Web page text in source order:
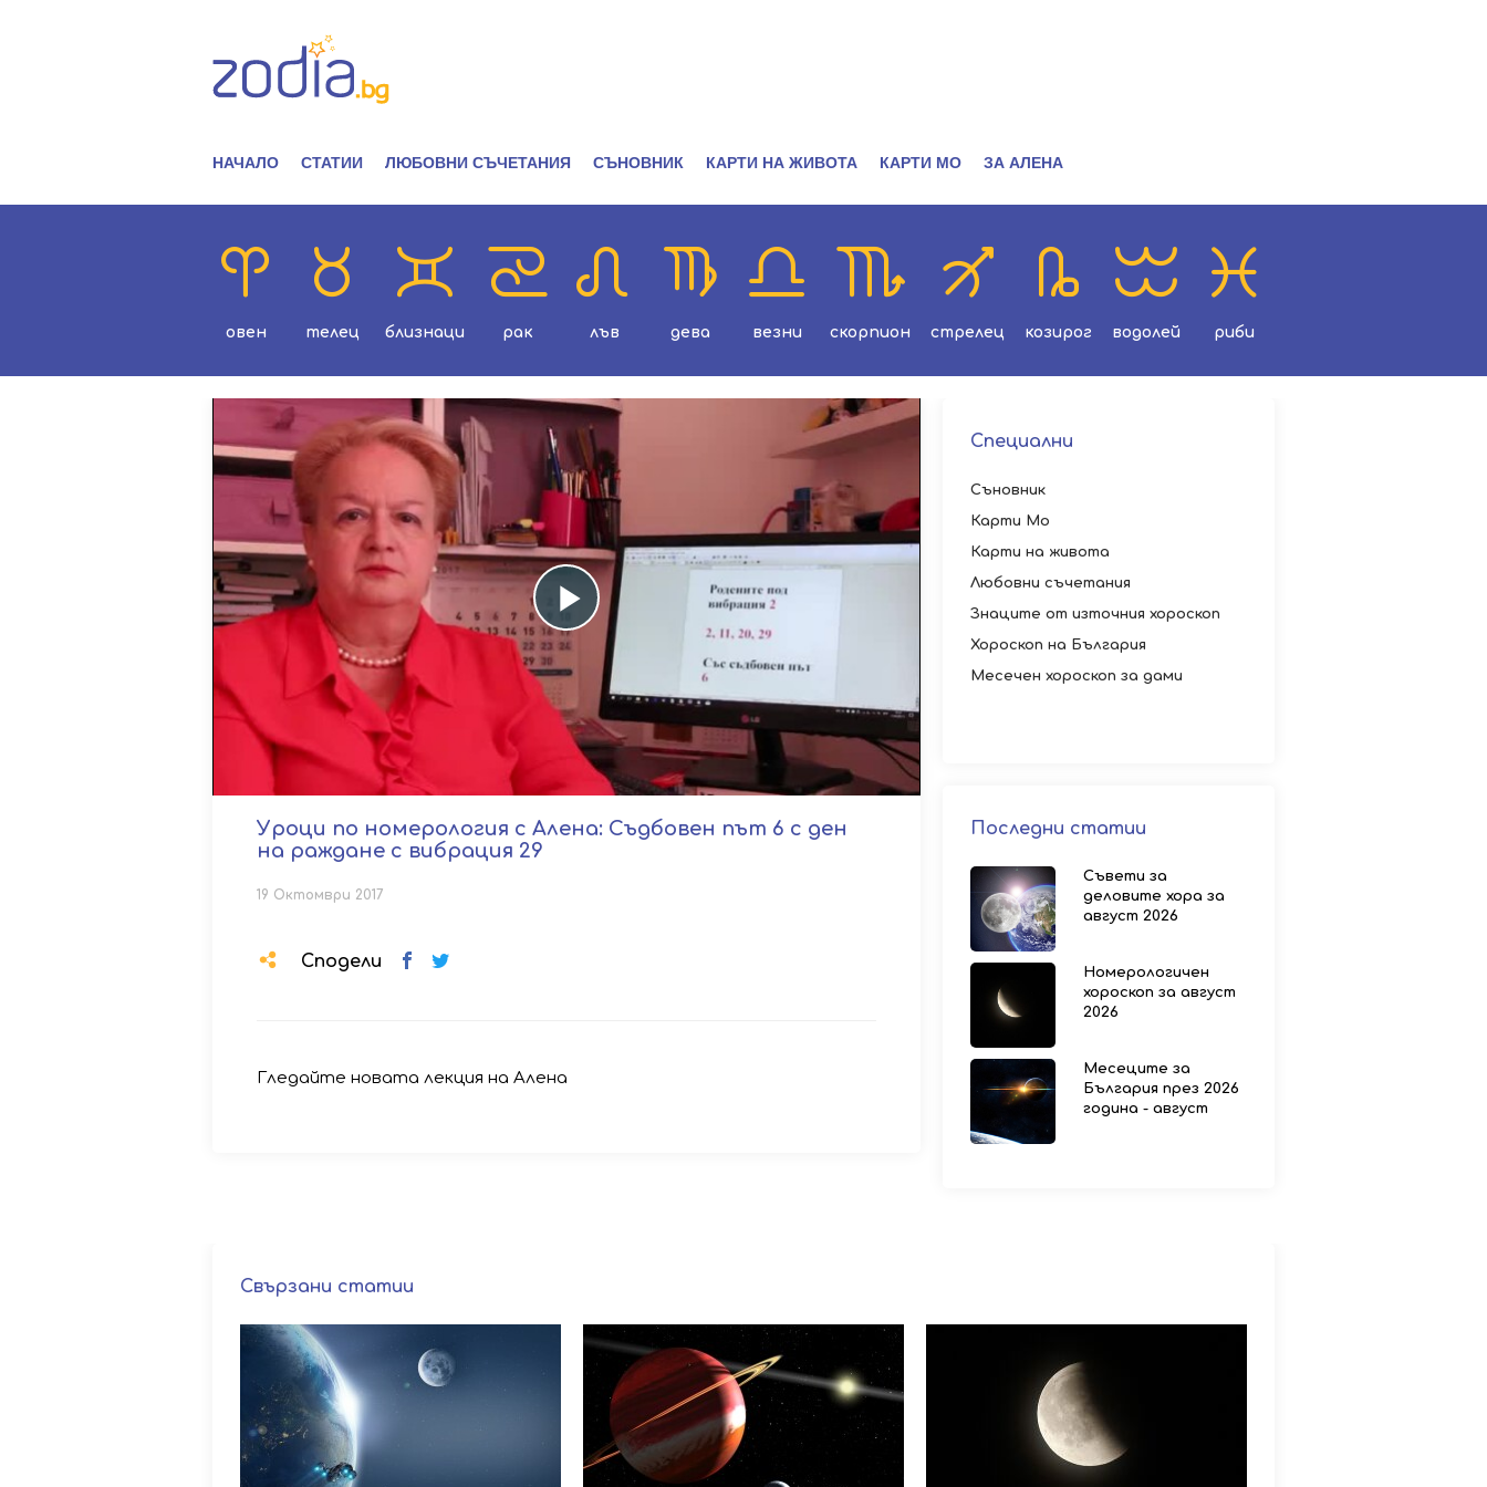
НАЧАЛО СТАТИИ ЛЮБОВНИ СЪЧЕТАНИЯ СЪНОВНИК КАРТИ НА ЖИВОТА КАРТИ МО ЗА АЛЕНА
овен телец близнаци рак лъв дева везни скорпион стрелец козирог водолей риби
Play
Video
Уроци по номерология с Алена: Съдбовен път 6 с ден
на раждане с вибрация 29
19 Октомври 2017
Сподели
Гледайте новата лекция на Алена
Специални
Съновник
Карти Мо
Карти на живота
Любовни съчетания
Знаците от източния хороскоп
Хороскоп на България
Месечен хороскоп за дами
Последни статии
Съвети за
деловите хора за
август 2026
Номерологичен
хороскоп за август
2026
Месеците за
България през 2026
година - август
Свързани статии